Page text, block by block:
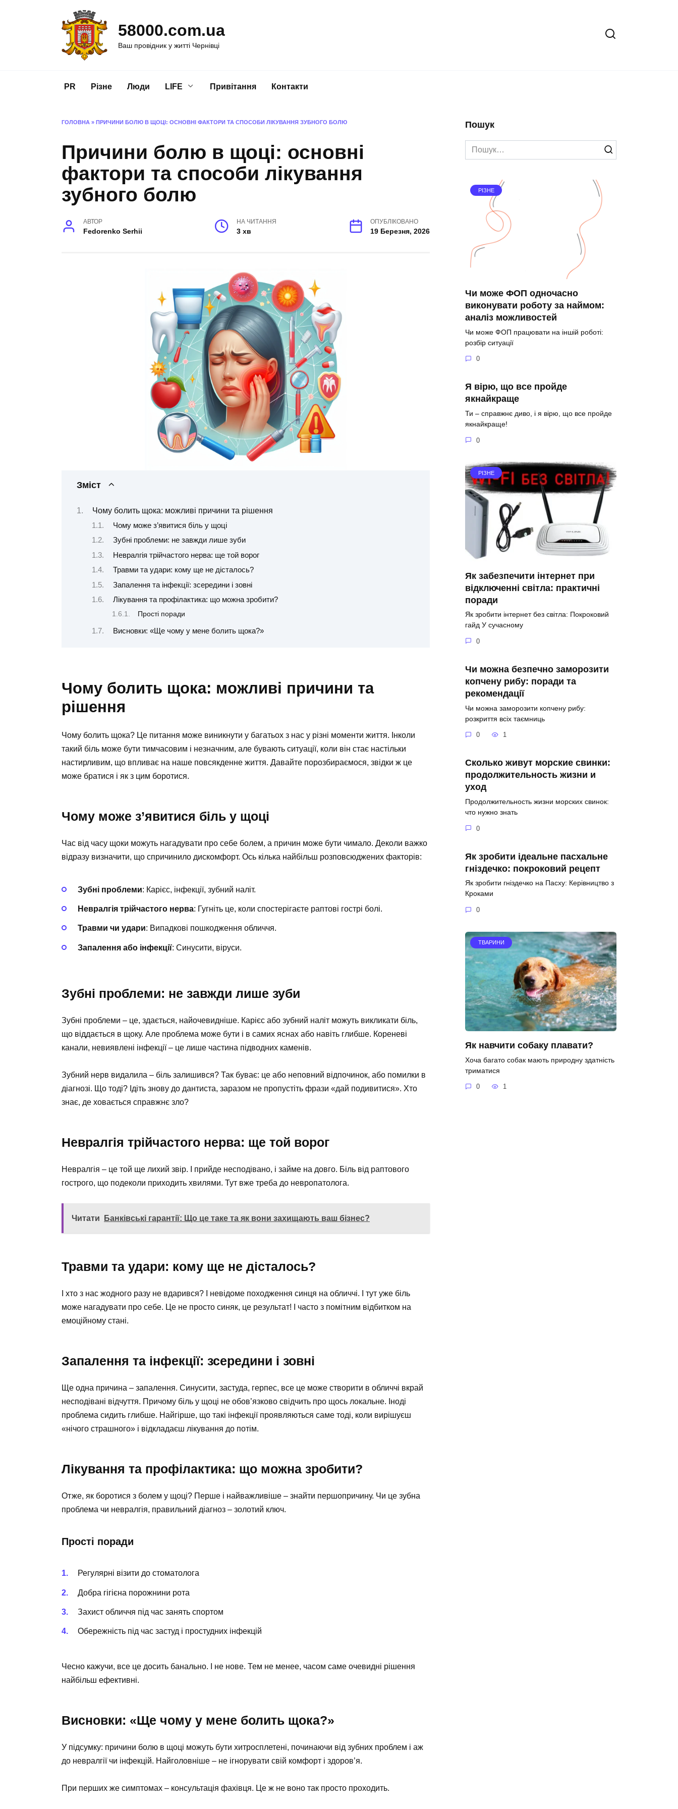
58000.com.ua
Ваш провідник у житті Чернівці
PR Різне Люди LIFE Привітання Контакти
ГОЛОВНА » ПРИЧИНИ БОЛЮ В ЩОЦІ: ОСНОВНІ ФАКТОРИ ТА СПОСОБИ ЛІКУВАННЯ ЗУБНОГО БОЛЮ
Причини болю в щоці: основні
фактори та способи лікування
зубного болю
АВТОР
Fedorenko Serhii
НА ЧИТАННЯ
3 хв
ОПУБЛІКОВАНО
19 Березня, 2026
Зміст
Чому болить щока: можливі причини та рішення
Чому може з’явитися біль у щоці
Зубні проблеми: не завжди лише зуби
Невралгія трійчастого нерва: ще той ворог
Травми та удари: кому ще не дісталось?
Запалення та інфекції: зсередини і зовні
Лікування та профілактика: що можна зробити?
Прості поради
Висновки: «Ще чому у мене болить щока?»
Чому болить щока: можливі причини та
рішення
Чому болить щока? Це питання може виникнути у багатьох з нас у різні моменти життя. Інколи
такий біль може бути тимчасовим і незначним, але бувають ситуації, коли він стає настільки
настирливим, що впливає на наше повсякденне життя. Давайте порозбираємося, звідки ж це
може братися і як з цим боротися.
Чому може з’явитися біль у щоці
Час від часу щоки можуть нагадувати про себе болем, а причин може бути чимало. Деколи важко
відразу визначити, що спричинило дискомфорт. Ось кілька найбільш розповсюджених факторів:
Зубні проблеми: Карієс, інфекції, зубний наліт.
Невралгія трійчастого нерва: Гугніть це, коли спостерігаєте раптові гострі болі.
Травми чи удари: Випадкові пошкодження обличчя.
Запалення або інфекції: Синусити, віруси.
Зубні проблеми: не завжди лише зуби
Зубні проблеми – це, здається, найочевидніше. Карієс або зубний наліт можуть викликати біль,
що віддається в щоку. Але проблема може бути і в самих яснах або навіть глибше. Кореневі
канали, невиявлені інфекції – це лише частина підводних каменів.
Зубний нерв видалила – біль залишився? Так буває: це або неповний відпочинок, або помилки в
діагнозі. Що тоді? Ідіть знову до дантиста, заразом не пропустіть фрази «дай подивитися». Хто
знає, де ховається справжнє зло?
Невралгія трійчастого нерва: ще той ворог
Невралгія – це той ще лихий звір. І прийде несподівано, і займе на довго. Біль від раптового
гострого, що подеколи приходить хвилями. Тут вже треба до невропатолога.
Читати Банківські гарантії: Що це таке та як вони захищають ваш бізнес?
Травми та удари: кому ще не дісталось?
І хто з нас жодного разу не вдарився? І невідоме походження синця на обличчі. І тут уже біль
може нагадувати про себе. Це не просто синяк, це результат! І часто з помітним відбитком на
емоційному стані.
Запалення та інфекції: зсередини і зовні
Ще одна причина – запалення. Синусити, застуда, герпес, все це може створити в обличчі вкрай
несподівані відчуття. Причому біль у щоці не обов’язково свідчить про щось локальне. Іноді
проблема сидить глибше. Найгірше, що такі інфекції проявляються саме тоді, коли вирішуєш
«нічого страшного» і відкладаєш лікування до потім.
Лікування та профілактика: що можна зробити?
Отже, як боротися з болем у щоці? Перше і найважливіше – знайти першопричину. Чи це зубна
проблема чи невралгія, правильний діагноз – золотий ключ.
Прості поради
Регулярні візити до стоматолога
Добра гігієна порожнини рота
Захист обличчя під час занять спортом
Обережність під час застуд і простудних інфекцій
Чесно кажучи, все це досить банально. І не нове. Тем не менее, часом саме очевидні рішення
найбільш ефективні.
Висновки: «Ще чому у мене болить щока?»
У підсумку: причини болю в щоці можуть бути хитросплетені, починаючи від зубних проблем і аж
до невралгії чи інфекцій. Найголовніше – не ігнорувати свій комфорт і здоров’я.
При перших же симптомах – консультація фахівця. Це ж не воно так просто проходить.
Пошук
Search
for:
РІЗНЕ
Чи може ФОП одночасно
виконувати роботу за наймом:
аналіз можливостей
Чи може ФОП працювати на іншій роботі:
розбір ситуації
0
Я вірю, що все пройде
якнайкраще
Ти – справжнє диво, і я вірю, що все пройде
якнайкраще!
0
РІЗНЕ
Як забезпечити інтернет при
відключенні світла: практичні
поради
Як зробити інтернет без світла: Покроковий
гайд У сучасному
0
Чи можна безпечно заморозити
копчену рибу: поради та
рекомендації
Чи можна заморозити копчену рибу:
розкриття всіх таємниць
0 1
Сколько живут морские свинки:
продолжительность жизни и
уход
Продолжительность жизни морских свинок:
что нужно знать
0
Як зробити ідеальне пасхальне
гніздечко: покроковий рецепт
Як зробити гніздечко на Пасху: Керівництво з
Кроками
0
ТВАРИНИ
Як навчити собаку плавати?
Хоча багато собак мають природну здатність
триматися
0 1